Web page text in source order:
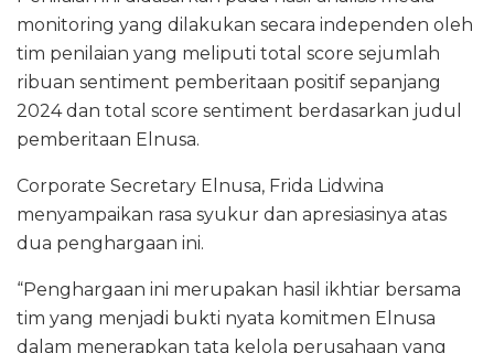
monitoring yang dilakukan secara independen oleh
tim penilaian yang meliputi total score sejumlah
ribuan sentiment pemberitaan positif sepanjang
2024 dan total score sentiment berdasarkan judul
pemberitaan Elnusa.
Corporate Secretary Elnusa, Frida Lidwina
menyampaikan rasa syukur dan apresiasinya atas
dua penghargaan ini.
“Penghargaan ini merupakan hasil ikhtiar bersama
tim yang menjadi bukti nyata komitmen Elnusa
dalam menerapkan tata kelola perusahaan yang